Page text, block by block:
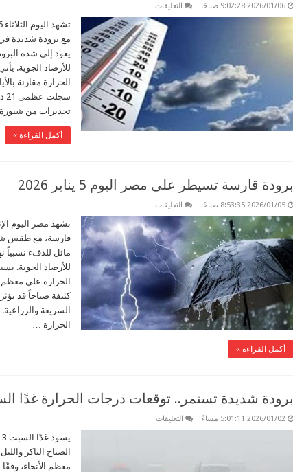
2026/01/06 9:02:28 صباحًا التعليقات
شديدة
ودفء
نسبي…
درجات
الحرارة
في
مصر
اليوم
مغلقة
مع برودة شديدة في
يعود إلى شدة
للأرصاد الجوية.
الحرارة مقارنة
تحذيرات من شبورة
أكمل القراءة »
برودة قارسة تسيطر على مصر اليوم 5 يناير 2026
2026/01/05 8:53:35 صباحًا التعليقات
قارسة
تسيطر
على
مصر
اليوم
5
2026
قارسة، مع طقس
مائل للدفء نسبياً
للأرصاد الجوية.
الحرارة على معظم
كثيفة صباحاً قد
السريعة
الحرارة …
أكمل القراءة »
برودة شديدة تستمر.. توقعات درجات الحرارة غدًا
2026/01/02 5:01:11 مساءً التعليقات
الصباح الباكر
معظم الأنحاء، وفقًا